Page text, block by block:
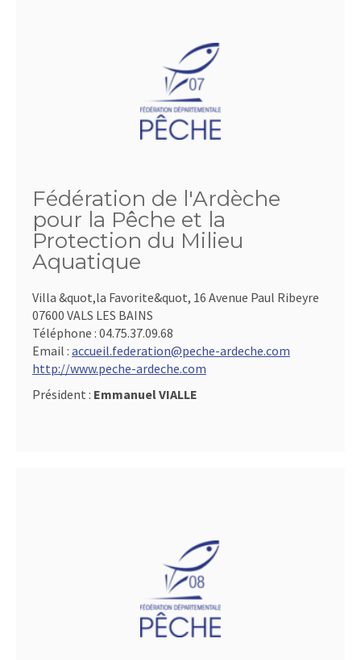
Fédération de l'Ardèche
pour la Pêche et la
Protection du Milieu
Aquatique
Villa &quot,la Favorite&quot, 16 Avenue Paul Ribeyre
07600 VALS LES BAINS
Téléphone : 04.75.37.09.68
Email : accueil.federation@peche-ardeche.com
http://www.peche-ardeche.com
Président : Emmanuel VIALLE